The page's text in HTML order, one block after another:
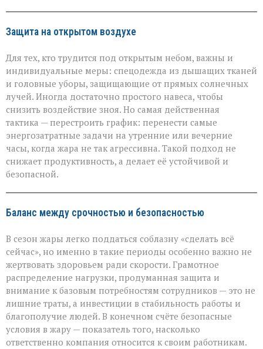
Защита на открытом воздухе
Для тех, кто трудится под открытым небом, важны и
индивидуальные меры: спецодежда из дышащих тканей
и головные уборы, защищающие от прямых солнечных
лучей. Иногда достаточно простого навеса, чтобы
снизить воздействие зноя. Но самая действенная
тактика — перестроить график: перенести самые
энергозатратные задачи на утренние или вечерние
часы, когда жара не так агрессивна. Такой подход не
снижает продуктивность, а делает её устойчивой и
безопасной.
Баланс между срочностью и безопасностью
В сезон жары легко поддаться соблазну «сделать всё
сейчас», но именно в такие периоды особенно важно не
жертвовать здоровьем ради скорости. Грамотное
распределение нагрузки, продуманная защита и
внимание к базовым потребностям сотрудников — это не
лишние траты, а инвестиции в стабильность работы и
благополучие людей. В конечном счёте безопасные
условия в жару — показатель того, насколько
ответственно компания относится к своим работникам.